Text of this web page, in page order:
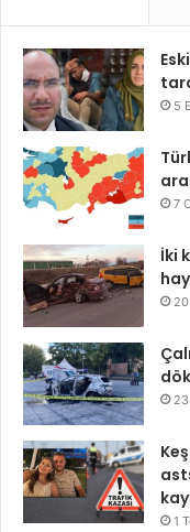
5
7
İki
1